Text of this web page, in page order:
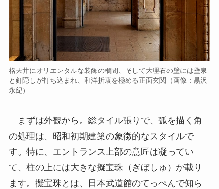
格天井にオリエンタルな装飾の欄間、そして大理石の壁には壁泉
と釘隠しが打ち込まれ、和洋折衷を極める正面玄関（画像：黒沢
永紀）
まずは外観から。総タイル張りで、弧を描く角
の処理は、昭和初期建築の象徴的なスタイルで
す。特に、エントランス上部の意匠は凝ってい
て、柱の上には大きな擬宝珠（ぎぼしゅ）が載り
ます。擬宝珠とは、日本武道館のてっぺんで知ら